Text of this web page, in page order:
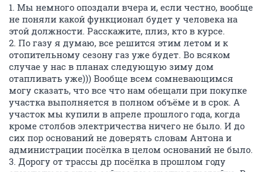
1. Мы немного опоздали вчера и, если честно, вообще
не поняли какой функционал будет у человека на
этой должности. Расскажите, плиз, кто в курсе.
2. По газу я думаю, все решится этим летом и к
отопительному сезону газ уже будет. Во всяком
случае у нас в планах следующую зиму дом
отапливать уже))) Вообще всем сомневающимся
могу сказать, что все что нам обещали при покупке
участка выполняется в полном объёме и в срок. А
участок мы купили в апреле прошлого года, когда
кроме столбов электричества ничего не было. И до
сих пор оснований не доверять словам Антона и
администрации посёлка в целом оснований не было.
3. Дорогу от трассы др посёлка в прошлом году